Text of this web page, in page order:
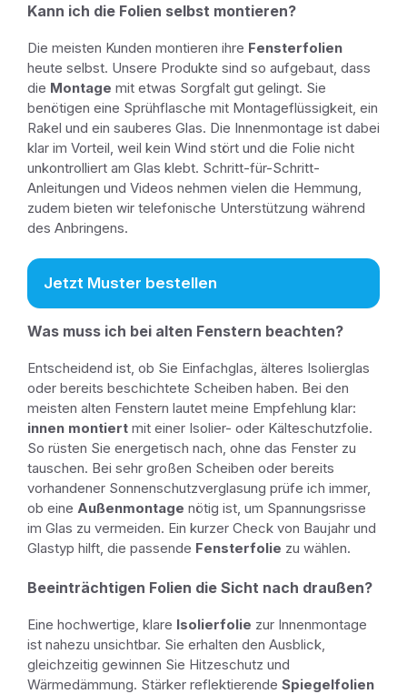
Kann ich die Folien selbst montieren?
Die meisten Kunden montieren ihre Fensterfolien
heute selbst. Unsere Produkte sind so aufgebaut, dass
die Montage mit etwas Sorgfalt gut gelingt. Sie
benötigen eine Sprühflasche mit Montageflüssigkeit, ein
Rakel und ein sauberes Glas. Die Innenmontage ist dabei
klar im Vorteil, weil kein Wind stört und die Folie nicht
unkontrolliert am Glas klebt. Schritt-für-Schritt-
Anleitungen und Videos nehmen vielen die Hemmung,
zudem bieten wir telefonische Unterstützung während
des Anbringens.
Jetzt Muster bestellen
Was muss ich bei alten Fenstern beachten?
Entscheidend ist, ob Sie Einfachglas, älteres Isolierglas
oder bereits beschichtete Scheiben haben. Bei den
meisten alten Fenstern lautet meine Empfehlung klar:
innen montiert mit einer Isolier- oder Kälteschutzfolie.
So rüsten Sie energetisch nach, ohne das Fenster zu
tauschen. Bei sehr großen Scheiben oder bereits
vorhandener Sonnenschutzverglasung prüfe ich immer,
ob eine Außenmontage nötig ist, um Spannungsrisse
im Glas zu vermeiden. Ein kurzer Check von Baujahr und
Glastyp hilft, die passende Fensterfolie zu wählen.
Beeinträchtigen Folien die Sicht nach draußen?
Eine hochwertige, klare Isolierfolie zur Innenmontage
ist nahezu unsichtbar. Sie erhalten den Ausblick,
gleichzeitig gewinnen Sie Hitzeschutz und
Wärmedämmung. Stärker reflektierende Spiegelfolien